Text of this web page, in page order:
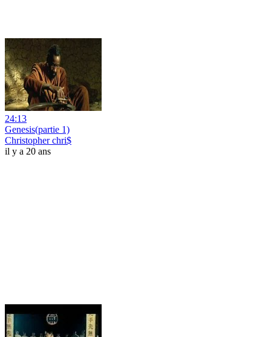
24:13
Genesis(partie 1)
Christopher chri$
il y a 20 ans